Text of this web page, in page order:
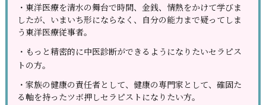
・東洋医療を清水の舞台で時間、金銭、情熱をかけて学びま
したが、いまいち形にならなく、自分の能力まで疑ってしま
う東洋医療従事者。
・もっと精密的に中医診断ができる ようになりたいセラピス
トの方。
・家族の健康の責任者として、健康の専門家として、確固た
る軸を持っ たツボ押しセラピストになりたい方。